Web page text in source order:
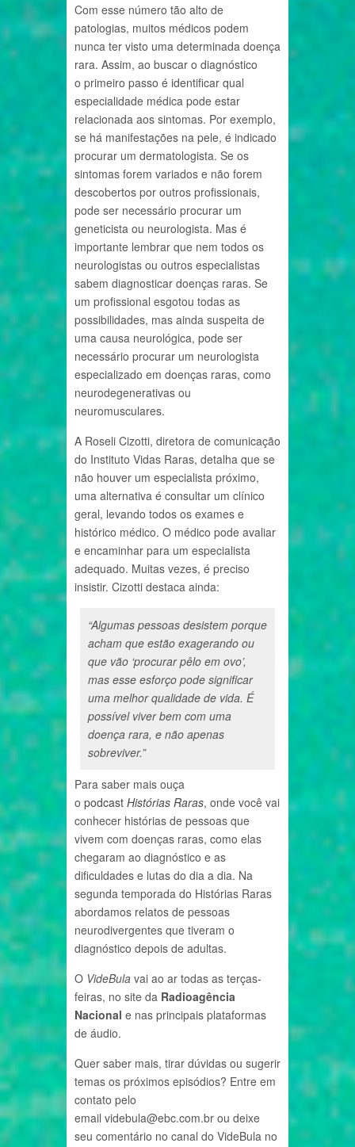
Com esse número tão alto de
patologias, muitos médicos podem
nunca ter visto uma determinada doença
rara. Assim, ao buscar o diagnóstico
o primeiro passo é identificar qual
especialidade médica pode estar
relacionada aos sintomas. Por exemplo,
se há manifestações na pele, é indicado
procurar um dermatologista. Se os
sintomas forem variados e não forem
descobertos por outros profissionais,
pode ser necessário procurar um
geneticista ou neurologista. Mas é
importante lembrar que nem todos os
neurologistas ou outros especialistas
sabem diagnosticar doenças raras. Se
um profissional esgotou todas as
possibilidades, mas ainda suspeita de
uma causa neurológica, pode ser
necessário procurar um neurologista
especializado em doenças raras, como
neurodegenerativas ou
neuromusculares.
A Roseli Cizotti, diretora de comunicação
do Instituto Vidas Raras, detalha que se
não houver um especialista próximo,
uma alternativa é consultar um clínico
geral, levando todos os exames e
histórico médico. O médico pode avaliar
e encaminhar para um especialista
adequado. Muitas vezes, é preciso
insistir. Cizotti destaca ainda:
“Algumas pessoas desistem porque
acham que estão exagerando ou
que vão ‘procurar pêlo em ovo’,
mas esse esforço pode significar
uma melhor qualidade de vida. É
possível viver bem com uma
doença rara, e não apenas
sobreviver.”
Para saber mais ouça
o podcast Histórias Raras, onde você vai
conhecer histórias de pessoas que
vivem com doenças raras, como elas
chegaram ao diagnóstico e as
dificuldades e lutas do dia a dia. Na
segunda temporada do Histórias Raras
abordamos relatos de pessoas
neurodivergentes que tiveram o
diagnóstico depois de adultas.
O VideBula vai ao ar todas as terças-
feiras, no site da Radioagência
Nacional e nas principais plataformas
de áudio.
Quer saber mais, tirar dúvidas ou sugerir
temas os próximos episódios? Entre em
contato pelo
email videbula@ebc.com.br ou deixe
seu comentário no canal do VideBula no